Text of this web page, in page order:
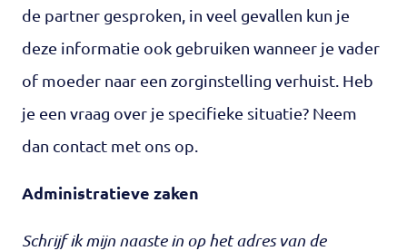
de partner gesproken, in veel gevallen kun je
deze informatie ook gebruiken wanneer je vader
of moeder naar een zorginstelling verhuist. Heb
je een vraag over je specifieke situatie? Neem
dan contact met ons op.
Administratieve zaken
Schrijf ik mijn naaste in op het adres van de